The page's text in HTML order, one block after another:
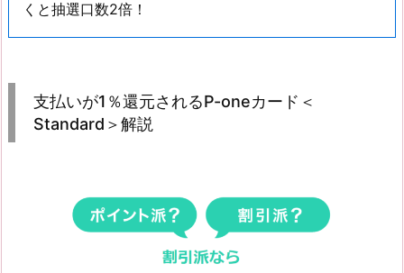
くと抽選口数2倍！
支払いが1％還元されるP-oneカード＜
Standard＞解説